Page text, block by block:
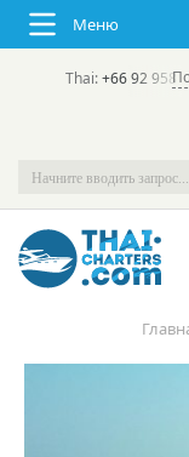
Меню
Thai:+66 92 958